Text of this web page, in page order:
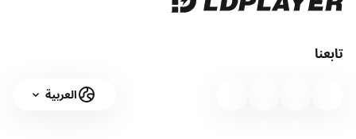
تابعنا
العربية